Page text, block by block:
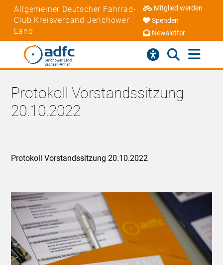
Allgemeiner Deutscher Fahrrad-
Club Kreisverband Jerichower
Land
Mitglied werden
Spenden
Newsletter
Protokoll Vorstandssitzung
20.10.2022
Protokoll Vorstandssitzung 20.10.2022